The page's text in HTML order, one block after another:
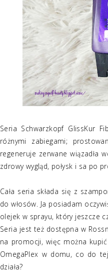
Seria Schwarzkopf GlissKur
różnymi zabiegami;
regeneruje zerwane wiązadła
zdrowy wygląd, połysk i sa po
Cała seria składa się z
do włosów. Ja posiadam
olejek w sprayu, który jeszcze
Seria jest też dostępna w
na promocji, więc można
OmegaPlex w domu, co do
działa?